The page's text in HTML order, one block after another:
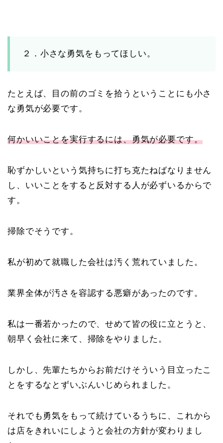
２．小さな勇気をもってほしい。
たとえば、目の前のゴミを拾うということにも小さ
な勇気が必要です。
何かいいことを実行するには、勇気が必要です。
恥ずかしいという気持ちに打ち克たねばなりません
し、いいことをすると反対する人が必ずいるからで
す。
掃除でそうです。
私が初めて就職した会社は汚く荒れていました。
業界全体が汚さを容認する悪癖があったのです。
私は一番若かったので、せめて皆の役に立とうと、
朝早く会社に来て、掃除をやりました。
しかし、先輩たちからお前だけそういう目立ったこ
とをするなとずいぶんいじめられました。
それでも勇気をもって続けているうちに、これから
は店をきれいにしようと会社の方針が変わりまし